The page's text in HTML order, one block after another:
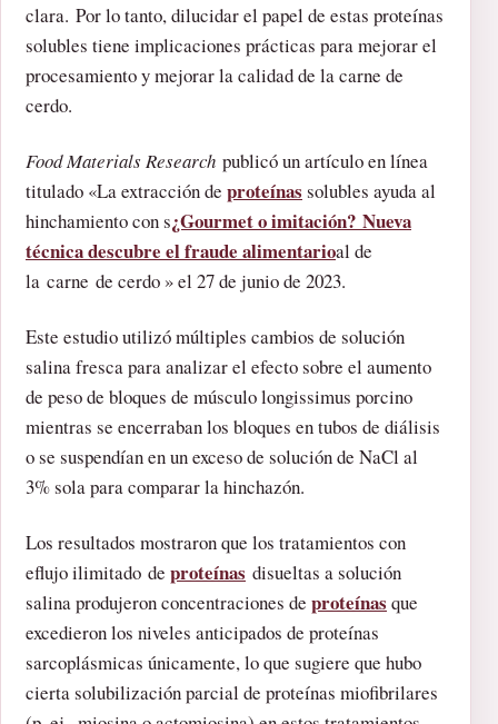
clara. Por lo tanto, dilucidar el papel de estas proteínas
solubles tiene implicaciones prácticas para mejorar el
procesamiento y mejorar la calidad de la carne de
cerdo.
Food Materials Research publicó un artículo en línea
titulado «La extracción de proteínas solubles ayuda al
hinchamiento con s¿Gourmet o imitación? Nueva
técnica descubre el fraude alimentarioal de
la carne de cerdo » el 27 de junio de 2023.
Este estudio utilizó múltiples cambios de solución
salina fresca para analizar el efecto sobre el aumento
de peso de bloques de músculo longissimus porcino
mientras se encerraban los bloques en tubos de diálisis
o se suspendían en un exceso de solución de NaCl al
3% sola para comparar la hinchazón.
Los resultados mostraron que los tratamientos con
eflujo ilimitado de proteínas disueltas a solución
salina produjeron concentraciones de proteínas que
excedieron los niveles anticipados de proteínas
sarcoplásmicas únicamente, lo que sugiere que hubo
cierta solubilización parcial de proteínas miofibrilares